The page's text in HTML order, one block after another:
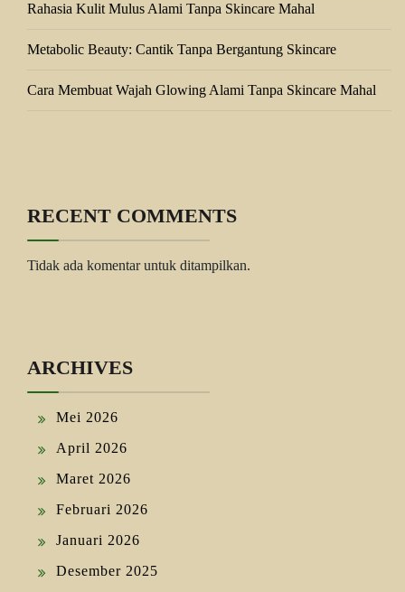
Rahasia Kulit Mulus Alami Tanpa Skincare Mahal
Metabolic Beauty: Cantik Tanpa Bergantung Skincare
Cara Membuat Wajah Glowing Alami Tanpa Skincare Mahal
RECENT COMMENTS
Tidak ada komentar untuk ditampilkan.
ARCHIVES
Mei 2026
April 2026
Maret 2026
Februari 2026
Januari 2026
Desember 2025